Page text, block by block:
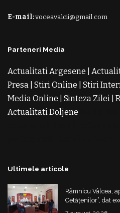
E-mail:voceavalcii@gmail.com
Parteneri Media
Actualitati Argesene
Presa Stiri Online Stiri
Media Online
Sinteza Zilei
Actualitati Doljene
Ultimele articole
Râmnicu Vâlcea,
Cetățenilor”, dat
european